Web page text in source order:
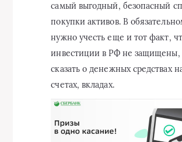
самый выгодный, безопасный
покупки активов. В
нужно учесть еще и тот факт,
инвестиции в РФ не защищены,
сказать о денежных средствах
счетах, вкладах.